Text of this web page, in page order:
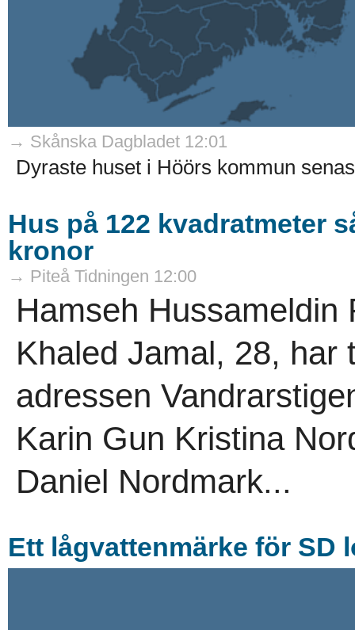
→ Skånska Dagbladet 12:01
Dyraste huset i Höörs kommun
Hus på 122 kvadratmeter
kronor
→ Piteå Tidningen 12:00
Hamseh
Khaled Jamal, 28, har
adressen
Karin Gun Kristina
Daniel Nordmark...
Ett lågvattenmärke för SD